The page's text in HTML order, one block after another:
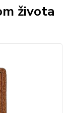
života